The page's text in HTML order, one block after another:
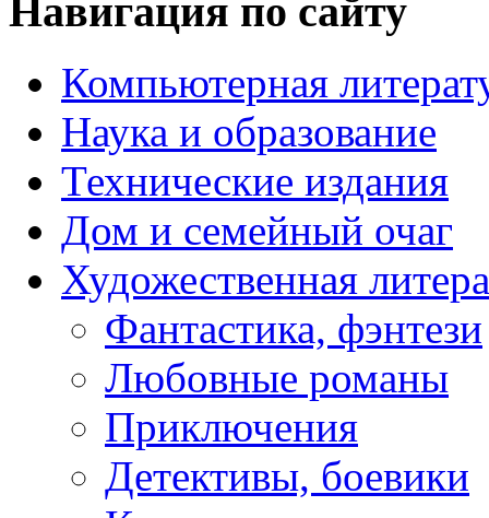
Навигация по сайту
Компьютерная
Наука и образование
Технические издания
Дом и семейный очаг
Художественная
Фантастика, фэнтези
Любовные романы
Приключения
Детективы, боевики